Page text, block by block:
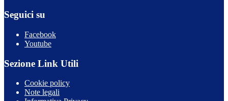
Seguici su
Facebook
Youtube
Sezione Link Utili
Cookie policy
Note legali